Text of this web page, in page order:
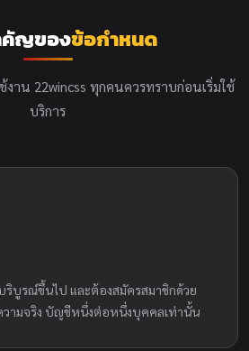
คัญของข้อกำหนด
าน 22wincss ทุกคนควรทราบก่อนเริ่มใช้
บริการ
ริบูรณ์ขึ้นไป และต้องสมัครสมาชิกด้วย
ามจริง บัญชีหนึ่งต่อหนึ่งบุคคลเท่านั้น